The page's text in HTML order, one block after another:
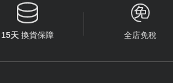

15天 換貨保障

全店免稅